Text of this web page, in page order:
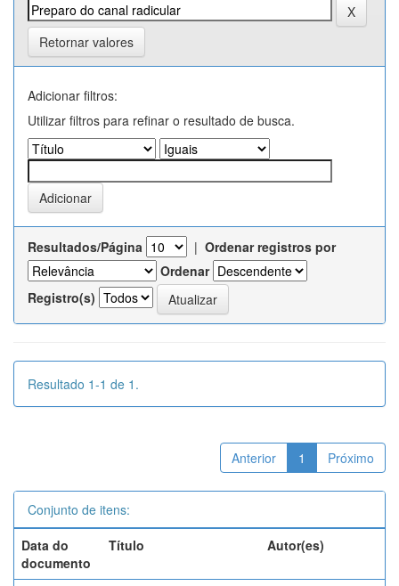
Retornar valores
Adicionar filtros:
Utilizar filtros para refinar o resultado de busca.
Resultados/Página | Ordenar registros por
Ordenar
Registro(s)
Resultado 1-1 de 1.
Anterior 1 Próximo
Conjunto de itens:
Data do
documento
Título Autor(es)